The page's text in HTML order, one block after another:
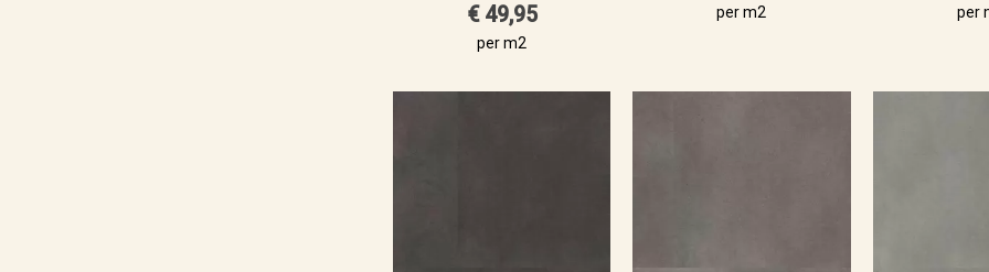
€ 49,95
per m2
per m2 per